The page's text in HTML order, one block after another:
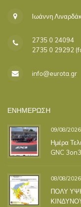
Ιωάννη
2735 0 24094
2735 0 29292
info@eurota.gr
ΕΝΗΜΕΡΩΣΗ
09/08/2026
Ημέρα
GNC
08/08/2026
ΠΟΛΥ